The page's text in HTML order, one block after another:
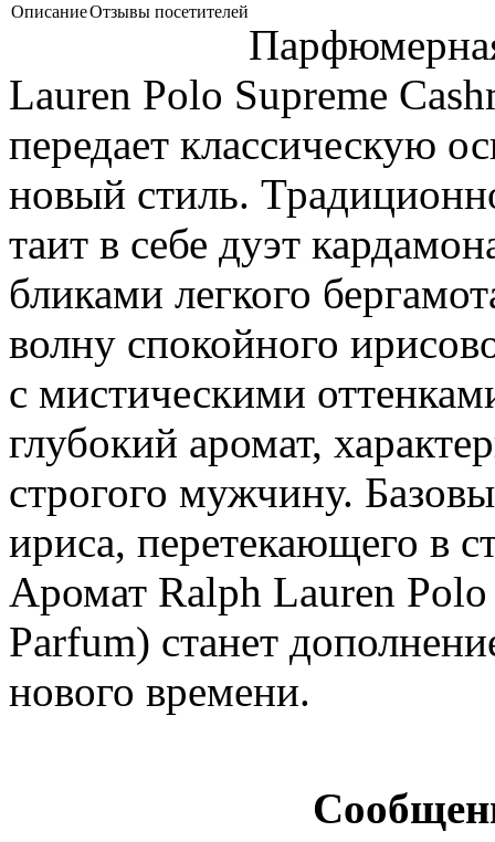
ОписаниеОтзывы посетителей
Lauren Polo Supreme
передает классическую
новый стиль.
таит в себе дуэт
бликами легкого
волну спокойного
с мистическими
глубокий аромат,
строгого мужчину.
ириса, перетекающего в
Аромат Ralph Lauren Polo
Parfum) станет
нового времени.